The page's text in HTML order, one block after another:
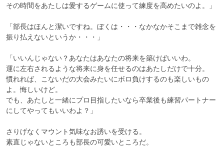
その時間をあたしは愛するゲームに使って練度を高めたいのよ。」
「部長はほんと潔いですね。ぼくは・・・なかなかそこまで雑念を
振り払えないというか・・・」
「いいんじゃない？あなたはあなたの将来を築けばいいわ。
運に左右されるような将来に身を任せるのはあたしだけで十分。
慣れれば、こないだの大会みたいにボロ負けするのも楽しいもの
よ。悔しいけど。
でも、あたしと一緒にプロ目指したいなら卒業後も練習パートナー
にしてやってもいいわよ？」
さりげなくマウント気味なお誘いを受ける。
素直じゃないところも部長の可愛いところだ。